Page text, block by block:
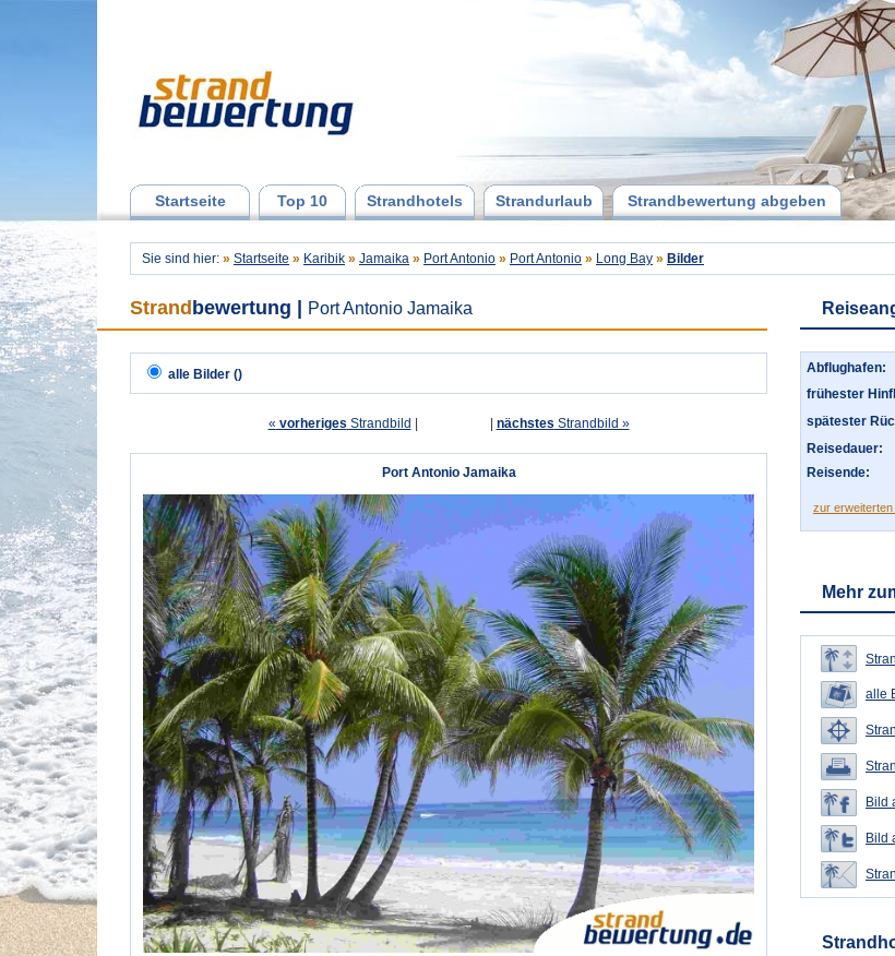
Startseite Top 10 Strandhotels Strandurlaub Strandbewertung abgeben
Sie sind hier: » Startseite » Karibik » Jamaika » Port Antonio » Port Antonio » Long Bay » Bilder
Strand bewertung Port Antonio Jamaika
alle Bilder ()
« vorheriges Strandbild nächstes Strandbild »
Port Antonio Jamaika
Abflughafen:
frühester
spätester
Reisedauer:
Reisende:
zur
Mehr
alle
Bild
Bild